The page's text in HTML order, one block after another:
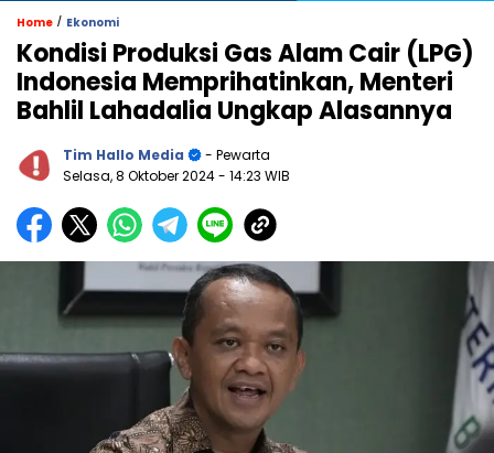
Home / Ekonomi
Kondisi Produksi Gas Alam Cair (LPG)
Indonesia Memprihatinkan, Menteri
Bahlil Lahadalia Ungkap Alasannya
Tim Hallo Media
- Pewarta
Selasa, 8 Oktober 2024- 14:23 WIB